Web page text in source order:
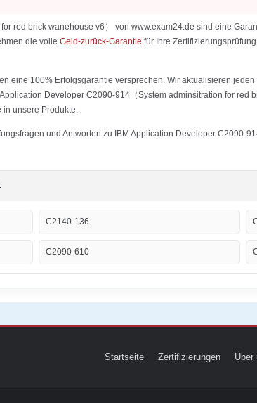
red brick wanehouse v6） von www.exam24.de sind eine
die volle Geld-zurück-Garantie für Ihre
eine 100% Erfolgsgarantie versprechen. Wir aktualisieren
Developer C2090-914（System adminsitration for red
in unsere Produkte.
und Antworten zu IBM Application Developer C2090-
C2140-136
C2090-610
Startseite Zertifizierungen Über